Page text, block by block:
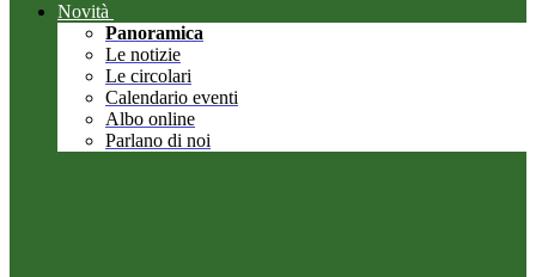
Novità
Panoramica
Le notizie
Le circolari
Calendario eventi
Albo online
Parlano di noi